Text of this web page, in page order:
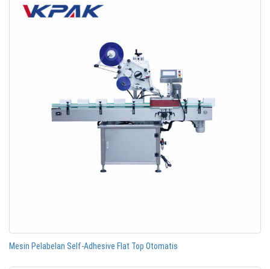
Mesin Pelabelan Self-Adhesive Flat Top Otomatis